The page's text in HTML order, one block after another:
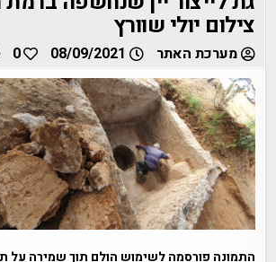
צילום יולי שוורץ
מערכת האתר 0
התמונה פורסמה לשימוש הולם תוך שמירה על